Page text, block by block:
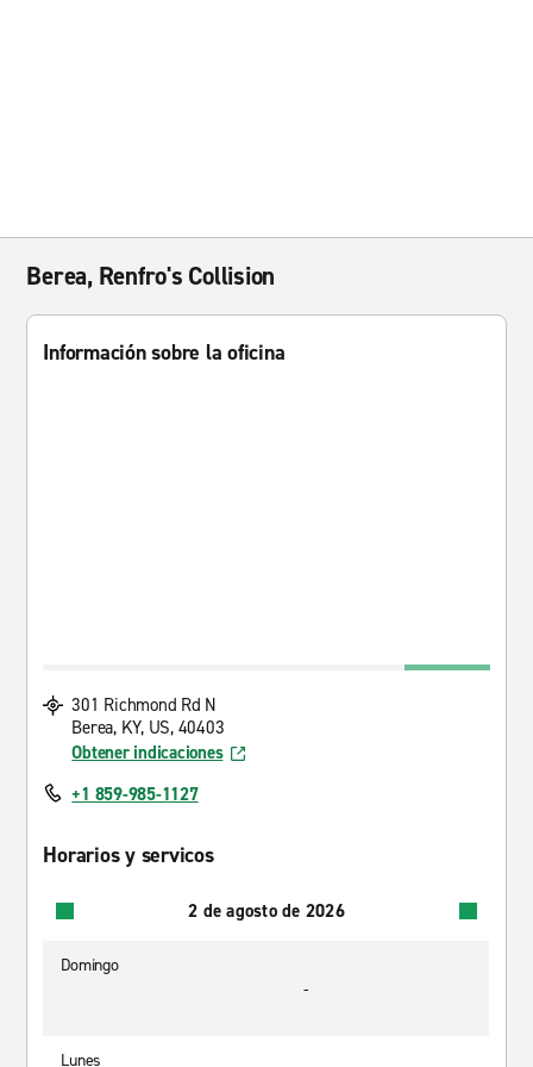
Berea, Renfro's Collision
Información sobre la oficina
301 Richmond Rd N
Berea, KY, US, 40403
Obtener indicaciones
+1 859-985-1127
Horarios y servicos
2 de agosto de 2026
Domingo
-
Lunes